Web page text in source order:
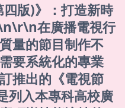
版)》：打造新時
在廣播電視行
量的節目制作不
要系統化的專業
推出的《電視節
列入本專科高校廣